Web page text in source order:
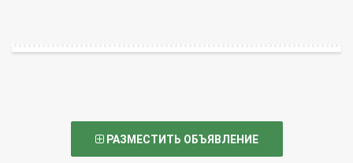
РАЗМЕСТИТЬ ОБЪЯВЛЕНИЕ